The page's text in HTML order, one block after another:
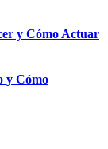
y Cómo Actuar
y Cómo